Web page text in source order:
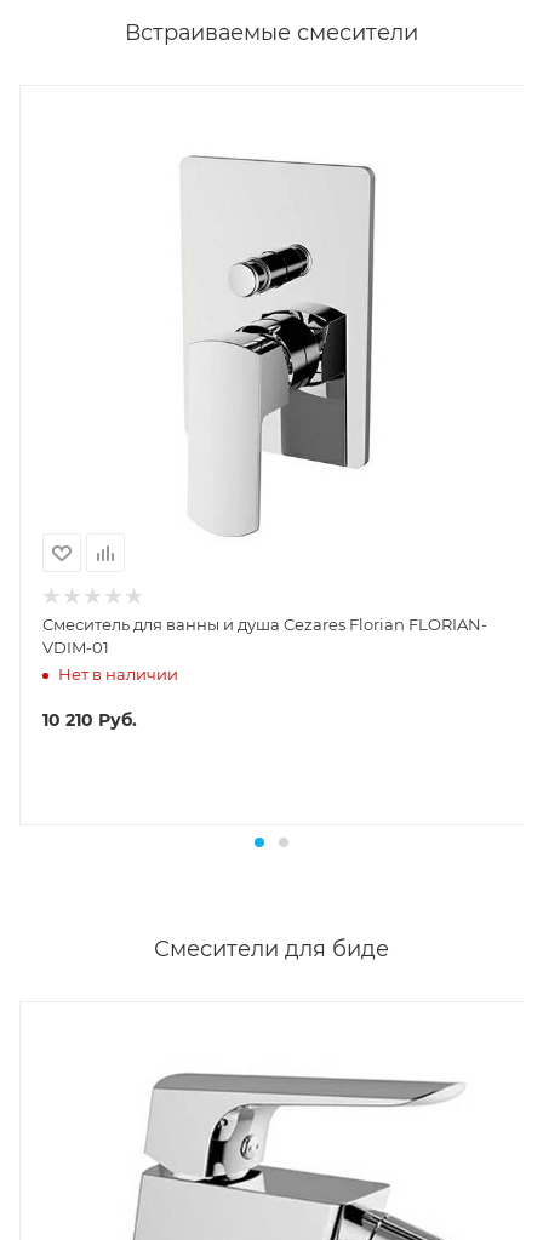
Встраиваемые смесители
Смеситель для ванны и душа Cezares Florian FLORIAN-
VDIM-01
Нет в наличии
10 210 Руб.
Смесители для биде